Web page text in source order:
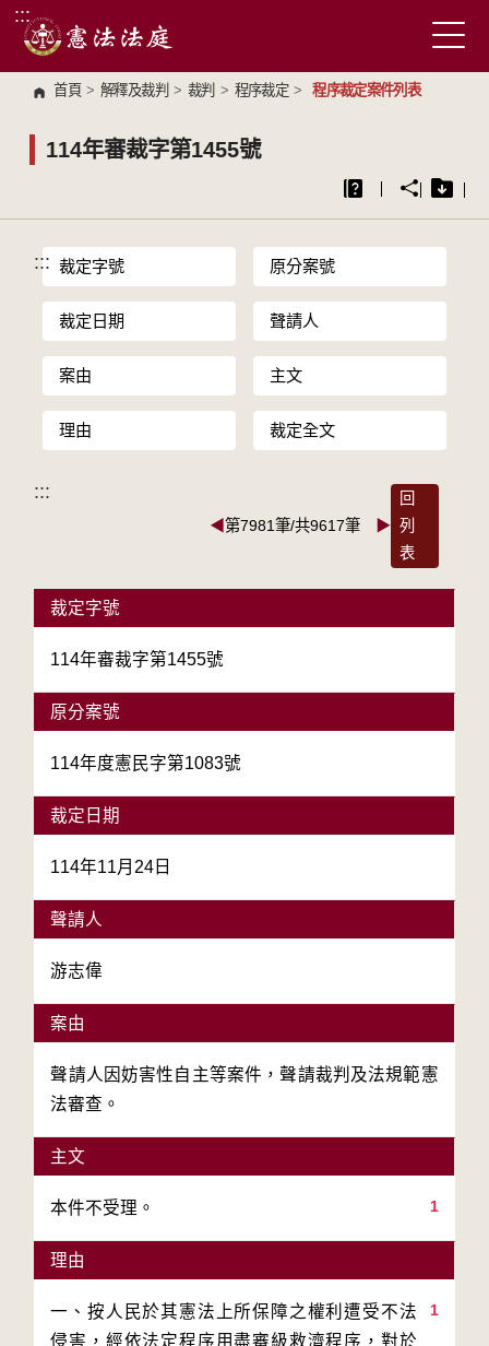
跳到主要內容區塊
:::
首頁 > 解釋及裁判 > 裁判 > 程序裁定 > 程序裁定案件列表
114年審裁字第1455號
::: 裁定字號 原分案號
裁定日期 聲請人
案由 主文
理由 裁定全文
:::
◀第7981筆/共9617筆 ▶
回
列
表
裁定字號
114年審裁字第1455號
原分案號
114年度憲民字第1083號
裁定日期
114年11月24日
聲請人
游志偉
案由
聲請人因妨害性自主等案件，聲請裁判及法規範憲
法審查。
主文
1
本件不受理。
理由
1
一、按人民於其憲法上所保障之權利遭受不法
侵害，經依法定程序用盡審級救濟程序，對於